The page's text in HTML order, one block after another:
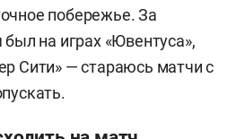
побережье. За
был на играх «Ювентуса»,
Сити» — стараюсь матчи с